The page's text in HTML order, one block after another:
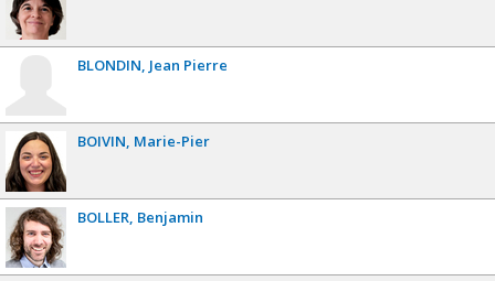
BLONDIN Jean Pierre
BOIVIN Marie-Pier
BOLLER Benjamin